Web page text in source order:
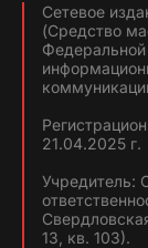
Сетевое
(Средство
Федеральной
21.04.2025 г.
Учредитель:
13, кв. 103).